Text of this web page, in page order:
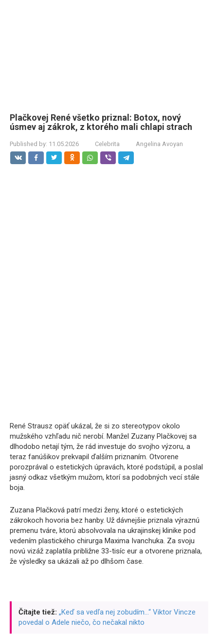
Plačkovej René všetko priznal: Botox, nový
úsmev aj zákrok, z ktorého mali chlapi strach
Published by: 11.05.2026 Celebrita Angelina Avoyan
René Strausz opäť ukázal, že si zo stereotypov okolo
mužského vzhľadu nič nerobí. Manžel Zuzany Plačkovej sa
dlhodobo netají tým, že rád investuje do svojho výzoru, a
teraz fanúšikov prekvapil ďalším priznaním. Otvorene
porozprával o estetických úpravách, ktoré podstúpil, a poslal
jasný odkaz všetkým mužom, ktorí sa podobných vecí stále
boja.
Zuzana Plačková patrí medzi ženy, ktoré o estetických
zákrokoch hovoria bez hanby. Už dávnejšie priznala výraznú
premenu tváre, ktorú absolvovala na ukrajinskej klinike pod
vedením plastického chirurga Maxima Ivanchuka. Za svoju
novú vizáž zaplatila približne 33-tisíc eur a otvorene priznala,
že výsledky sa ukázali až po dlhšom čase.
Čítajte tiež: „Keď sa vedľa nej zobudím…“ Viktor Vincze
povedal o Adele niečo, čo nečakal nikto